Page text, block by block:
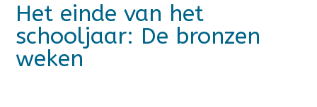
Het einde van het
schooljaar: De bronzen
weken